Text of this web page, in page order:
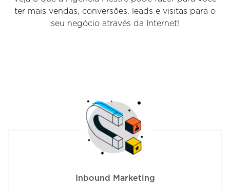
ter mais vendas, conversões, leads e visitas para o
seu negócio através da Internet!
Inbound Marketing